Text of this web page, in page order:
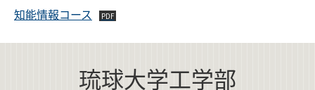
知能情報コース
琉球大学工学部